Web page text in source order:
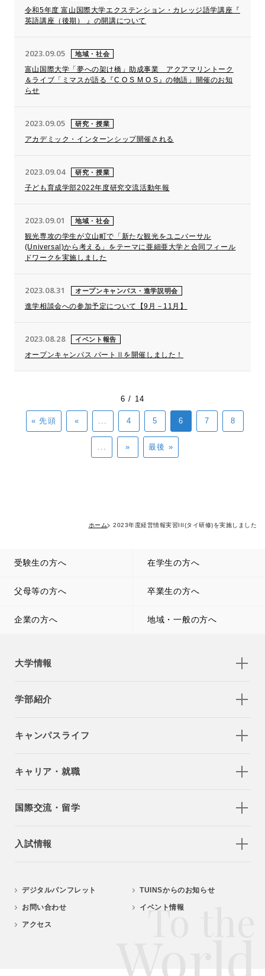
令和5年度 富山国際大学エクステンション・カレッジ語学講座『
英語講座（後期） 』の開講について
2023.09.05 地域・社会
富山国際大学「夢への架け橋」助成事業 アクアマリントーク
＆ライブ「ミマスが語る『C O S M O S』の物語」開催のお知
らせ
2023.09.05 研究・授業
アカデミック・インターンシップ開催される
2023.09.04 研究・授業
子ども育成学部2022年度研究交流活動年報
2023.09.01 地域・社会
観光専攻の学生が立山町で「新たな観光をユニバーサル
(Universal)から考える」をテーマに亜細亜大学と合同フィール
ドワークを実施しました
2023.08.31 オープンキャンパス・進学説明会
進学相談会への参加予定について【9月－11月】
2023.08.28 イベント報告
オープンキャンパス パートⅡを開催しました！
6 / 14
« 先頭 « ... 4 5 6 7 8
... » 最後 »
ホーム 2023年度経営情報実習III(タイ研修)を実施しました
受験生の方へ 在学生の方へ
父母等の方へ 卒業生の方へ
企業の方へ 地域・一般の方へ
大学情報
学部紹介
キャンパスライフ
キャリア・就職
国際交流・留学
入試情報
デジタルパンフレット
お問い合わせ
アクセス
TUINSからのお知らせ
イベント情報
To the
World